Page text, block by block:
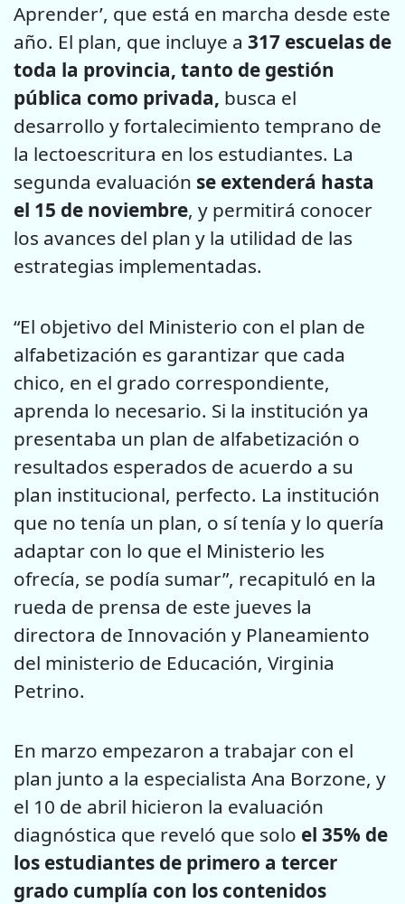
Aprender’, que está en marcha desde este
año. El plan, que incluye a 317 escuelas de
toda la provincia, tanto de gestión
pública como privada, busca el
desarrollo y fortalecimiento temprano de
la lectoescritura en los estudiantes. La
segunda evaluación se extenderá hasta
el 15 de noviembre, y permitirá conocer
los avances del plan y la utilidad de las
estrategias implementadas.
“El objetivo del Ministerio con el plan de
alfabetización es garantizar que cada
chico, en el grado correspondiente,
aprenda lo necesario. Si la institución ya
presentaba un plan de alfabetización o
resultados esperados de acuerdo a su
plan institucional, perfecto. La institución
que no tenía un plan, o sí tenía y lo quería
adaptar con lo que el Ministerio les
ofrecía, se podía sumar”, recapituló en la
rueda de prensa de este jueves la
directora de Innovación y Planeamiento
del ministerio de Educación, Virginia
Petrino.
En marzo empezaron a trabajar con el
plan junto a la especialista Ana Borzone, y
el 10 de abril hicieron la evaluación
diagnóstica que reveló que solo el 35% de
los estudiantes de primero a tercer
grado cumplía con los contenidos